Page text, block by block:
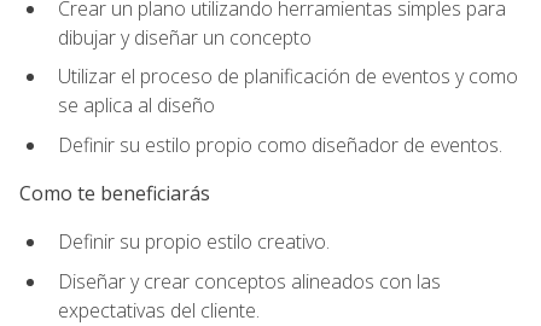
Crear un plano utilizando herramientas simples para
dibujar y diseñar un concepto
Utilizar el proceso de planificación de eventos y como
se aplica al diseño
Definir su estilo propio como diseñador de eventos.
Como te beneficiarás
Definir su propio estilo creativo.
Diseñar y crear conceptos alineados con las
expectativas del cliente.